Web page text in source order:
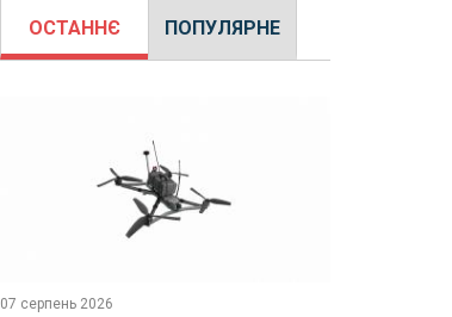
ОСТАННЄ ПОПУЛЯРНЕ
07 серпень 2026